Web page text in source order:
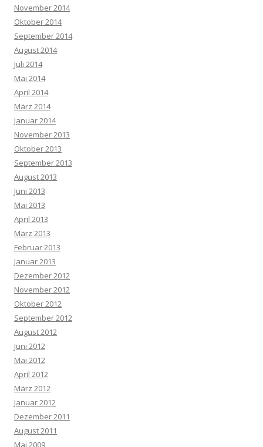
November 2014
Oktober 2014
September 2014
August 2014
Juli 2014
Mai 2014
April 2014
März 2014
Januar 2014
November 2013
Oktober 2013
September 2013
August 2013
Juni 2013
Mai 2013
April 2013
März 2013
Februar 2013
Januar 2013
Dezember 2012
November 2012
Oktober 2012
September 2012
August 2012
Juni 2012
Mai 2012
April 2012
März 2012
Januar 2012
Dezember 2011
August 2011
Mai 2009